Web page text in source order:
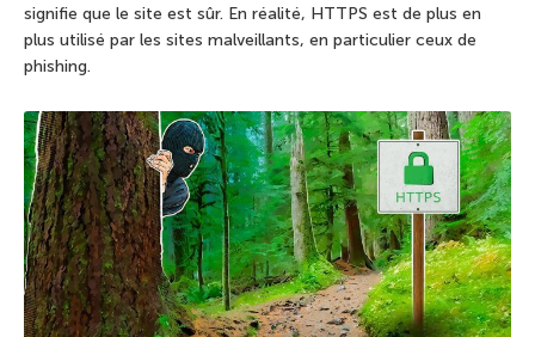
signifie que le site est sûr. En réalité, HTTPS est de plus en
plus utilisé par les sites malveillants, en particulier ceux de
phishing.